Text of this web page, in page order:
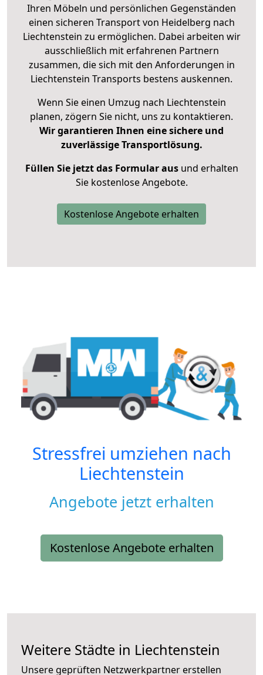
Ihren Möbeln und persönlichen Gegenständen
einen sicheren Transport von Heidelberg nach
Liechtenstein zu ermöglichen. Dabei arbeiten wir
ausschließlich mit erfahrenen Partnern
zusammen, die sich mit den Anforderungen in
Liechtenstein Transports bestens auskennen.
Wenn Sie einen Umzug nach Liechtenstein
planen, zögern Sie nicht, uns zu kontaktieren.
Wir garantieren Ihnen eine sichere und
zuverlässige Transportlösung.
Füllen Sie jetzt das Formular ausund erhalten
Sie kostenlose Angebote.
Kostenlose Angebote erhalten
Stressfrei umziehen nach
Liechtenstein
Angebote jetzt erhalten
Kostenlose Angebote erhalten
Weitere Städte in Liechtenstein
Unsere geprüften Netzwerkpartner erstellen